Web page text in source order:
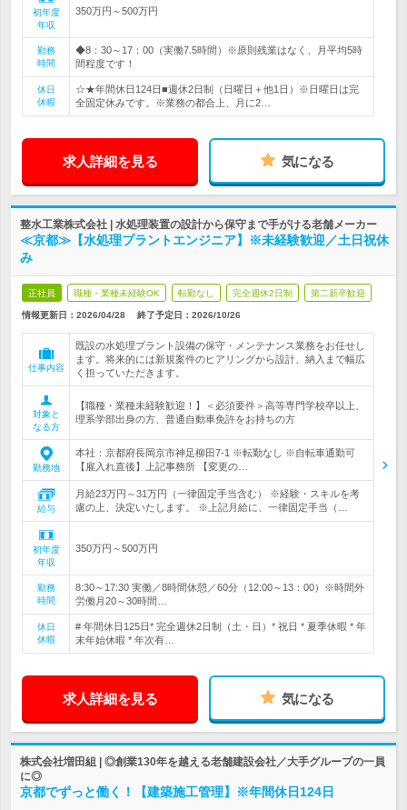
初年度
年収
350万円～500万円
勤務
時間
◆8：30～17：00（実働7.5時間）※原則残業はなく、月平均5時
間程度です！
休日
休暇
☆★年間休日124日■週休2日制（日曜日＋他1日）※日曜日は完
全固定休みです。※業務の都合上、月に2…
求人詳細を見る 気になる
整水工業株式会社 | 水処理装置の設計から保守まで手がける老舗メーカー
≪京都≫【水処理プラントエンジニア】※未経験歓迎／土日祝休
み
正社員 職種・業種未経験OK 転勤なし 完全週休2日制 第二新卒歓迎
情報更新日：2026/04/28 終了予定日： 2026/10/26
仕事内容
既設の水処理プラント設備の保守・メンテナンス業務をお任せし
ます。将来的には新規案件のヒアリングから設計、納入まで幅広
く担っていただきます。
対象と
なる方
【職種・業種未経験歓迎！】＜必須要件＞高等専門学校卒以上、
理系学部出身の方、普通自動車免許をお持ちの方
勤務地
本社：京都府長岡京市神足柳田7-1 ※転勤なし ※自転車通勤可
【雇入れ直後】上記事務所 【変更の…
給与
月給23万円～31万円（一律固定手当含む） ※経験・スキルを考
慮の上、決定いたします。 ※上記月給に、一律固定手当（…
初年度
年収
350万円～500万円
勤務
時間
8:30～17:30 実働／8時間休憩／60分（12:00～13：00）※時間外
労働月20～30時間…
休日
休暇
# 年間休日125日* 完全週休2日制（土・日）* 祝日 * 夏季休暇 * 年
末年始休暇 * 年次有…
求人詳細を見る 気になる
株式会社増田組 | ◎創業130年を越える老舗建設会社／大手グループの一員
に◎
京都でずっと働く！【建築施工管理】※年間休日124日